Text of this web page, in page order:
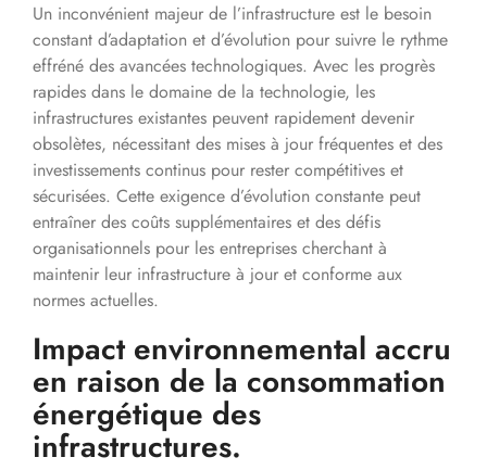
Un inconvénient majeur de l’infrastructure est le besoin
constant d’adaptation et d’évolution pour suivre le rythme
effréné des avancées technologiques. Avec les progrès
rapides dans le domaine de la technologie, les
infrastructures existantes peuvent rapidement devenir
obsolètes, nécessitant des mises à jour fréquentes et des
investissements continus pour rester compétitives et
sécurisées. Cette exigence d’évolution constante peut
entraîner des coûts supplémentaires et des défis
organisationnels pour les entreprises cherchant à
maintenir leur infrastructure à jour et conforme aux
normes actuelles.
Impact environnemental accru
en raison de la consommation
énergétique des
infrastructures.